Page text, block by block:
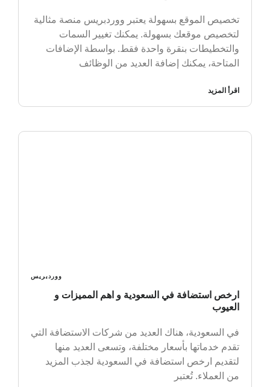
تخصيص الموقع بسهولة يعتبر ووردبريس منصة مثالية
لتخصيص موقعك بسهولة. يمكنك تغيير السمات
والتخطيطات بنقرة واحدة فقط. بواسطة الإضافات
المتاحة، يمكنك إضافة العديد من الوظائف
اقرأ المزيد
ووردبريس
ارخص استضافة في السعودية و اهم المميزات و
العيوب
في السعودية، هناك العديد من شركات الاستضافة التي
تقدم خدماتها بأسعار مختلفة، وتسعى العديد منها
لتقديم ارخص استضافة في السعودية لجذب المزيد
من العملاء. تُعتبر